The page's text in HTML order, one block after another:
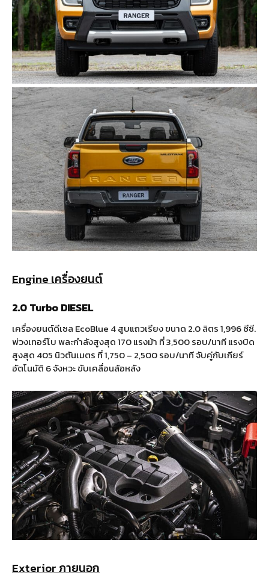
Engine เครื่องยนต์
2.0 Turbo DIESEL
เครื่องยนต์ดีเซล EcoBlue 4 สูบแถวเรียง ขนาด 2.0 ลิตร 1,996 ซีซี.
พ่วงเทอร์โบ พละกำลังสูงสุด 170 แรงม้า ที่ 3,500 รอบ/นาที แรงบิด
สูงสุด 405 นิวตันเมตร ที่ 1,750 – 2,500 รอบ/นาที จับคู่กับเกียร์
อัตโนมัติ 6 จังหวะ ขับเคลื่อนล้อหลัง
Exterior ภายนอก